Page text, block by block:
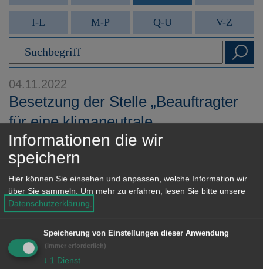
p
I-L M-P Q-U V-Z
04.11.2022
Besetzung der Stelle „Beauftragter
für eine klimaneutrale
Kommunalverwaltung“
Durch eine Förderung („Klimaschutz PLUS“)
des Ministeriums für Umwelt, Klima und
Energiewirtschaft Baden-Württemberg wurde
im Amt für Umwelt, Grünflächen und
Stelle „Beauftragter ...
MEHR DAZU LESEN
Informationen die wir
speichern
Hier können Sie einsehen und anpassen, welche Information wir
über Sie sammeln.
Um mehr zu erfahren, lesen Sie bitte unsere
Datenschutzerklärung
Speicherung von Einstellungen dieser Anwendung
(immer erforderlich)
↓ 1 Dienst